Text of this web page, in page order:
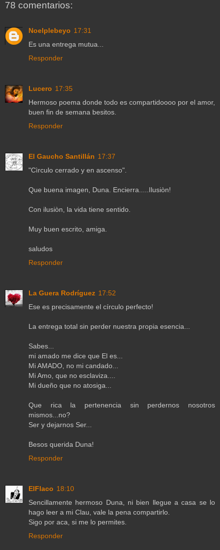
78 comentarios:
Noelplebeyo 17:31
Es una entrega mutua...
Responder
Lucero 17:35
Hermoso poema donde todo es compartidoooo por el amor,
buen fin de semana besitos.
Responder
El Gaucho Santillán 17:37
"Cìrculo cerrado y en ascenso".
Que buena imagen, Duna. Encierra.....Ilusiòn!
Con ilusiòn, la vida tiene sentido.
Muy buen escrito, amiga.
saludos
Responder
La Guera Rodríguez 17:52
Ese es precisamente el círculo perfecto!
La entrega total sin perder nuestra propia esencia...
Sabes...
mi amado me dice que El es...
Mi AMADO, no mi candado...
Mi Amo, que no esclaviza....
Mi dueño que no atosiga...
Que rica la pertenencia sin perdernos nosotros
mismos...no?
Ser y dejarnos Ser...
Besos querida Duna!
Responder
ElFlaco 18:10
Sencillamente hermoso Duna, ni bien llegue a casa se lo
hago leer a mi Clau, vale la pena compartirlo.
Sigo por aca, si me lo permites.
Responder